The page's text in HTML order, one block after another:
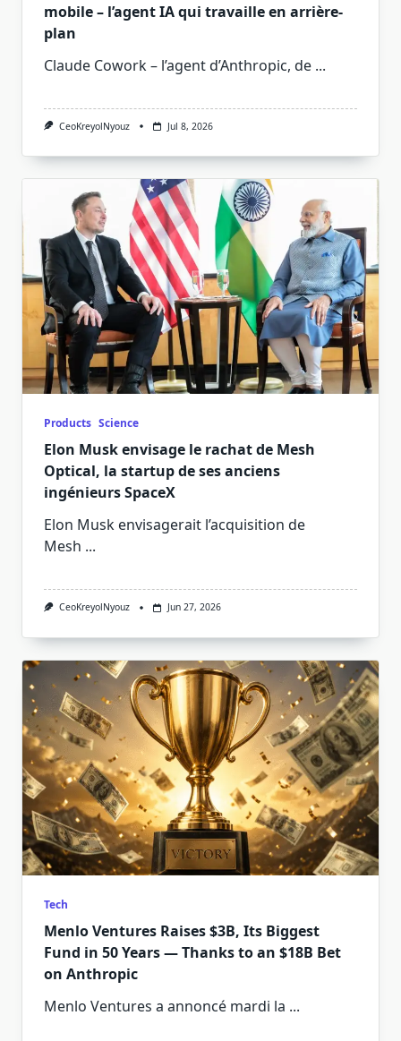
mobile – l’agent IA qui travaille en arrière-
plan
Claude Cowork – l’agent d’Anthropic, de ...
CeoKreyolNyouz Jul 8, 2026
Products Science
Elon Musk envisage le rachat de Mesh
Optical, la startup de ses anciens
ingénieurs SpaceX
Elon Musk envisagerait l’acquisition de
Mesh ...
CeoKreyolNyouz Jun 27, 2026
Tech
Menlo Ventures Raises $3B, Its Biggest
Fund in 50 Years — Thanks to an $18B Bet
on Anthropic
Menlo Ventures a annoncé mardi la ...